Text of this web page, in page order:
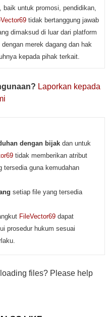
untuk promosi, pendidikan,
tidak bertanggung jawab
dimaksud di luar dari platform
merek dagang dan hak
kepada pihak terkait.
Laporkan kepada
dengan bijak dan untuk
tidak memberikan atribut
tersedia guna kemudahan
setiap file yang tersedia
FileVector69 dapat
prosedur hukum sesuai
files? Please help